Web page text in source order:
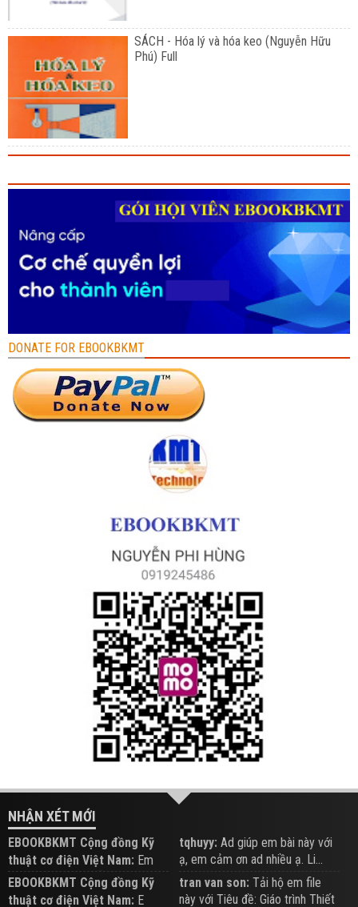
SÁCH - Hóa lý và hóa keo (Nguyễn Hữu
Phú) Full
DONATE FOR EBOOKBKMT
NHẬN XÉT MỚI
EBOOKBKMT Cộng đồng Kỹ
thuật cơ điện Việt Nam: Em
đăng trên Group hỗ trợ nhé
tqhuyy: Ad giúp em bài này với
ạ, em cảm ơn ad nhiều ạ. Li...
EBOOKBKMT Cộng đồng Kỹ
thuật cơ điện Việt Nam: E
tran van son: Tải hộ em file
này với Tiêu đề: Giáo trình Thiết